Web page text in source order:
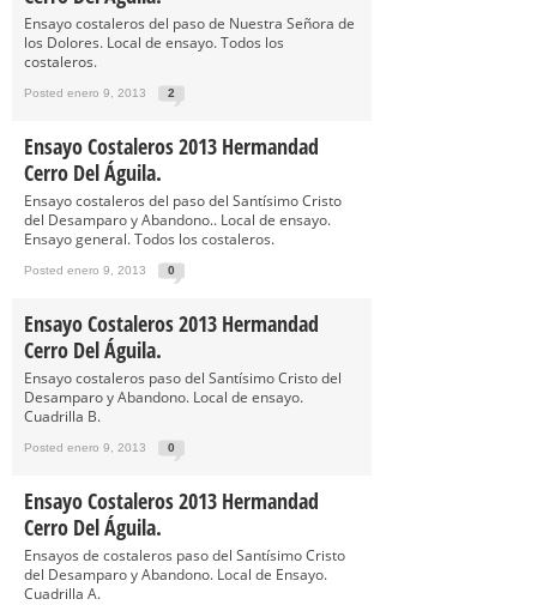
Ensayo costaleros del paso de Nuestra Señora de
los Dolores. Local de ensayo. Todos los
costaleros.
Posted enero 9, 2013 2
Ensayo Costaleros 2013 Hermandad
Cerro Del Águila.
Ensayo costaleros del paso del Santísimo Cristo
del Desamparo y Abandono.. Local de ensayo.
Ensayo general. Todos los costaleros.
Posted enero 9, 2013 0
Ensayo Costaleros 2013 Hermandad
Cerro Del Águila.
Ensayo costaleros paso del Santísimo Cristo del
Desamparo y Abandono. Local de ensayo.
Cuadrilla B.
Posted enero 9, 2013 0
Ensayo Costaleros 2013 Hermandad
Cerro Del Águila.
Ensayos de costaleros paso del Santísimo Cristo
del Desamparo y Abandono. Local de Ensayo.
Cuadrilla A.